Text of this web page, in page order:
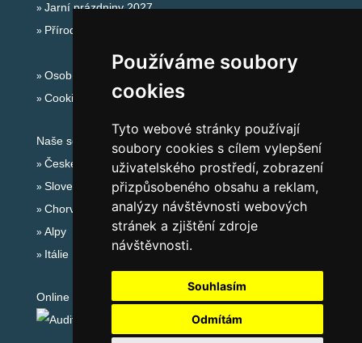
Používáme soubory
cookies
Tyto webové stránky používají
soubory cookies s cílem vylepšení
uživatelského prostředí, zobrazení
přizpůsobeného obsahu a reklam,
analýzy návštěvnosti webových
stránek a zjištění zdroje
návštěvnosti.
Souhlasím
Odmítám
Jarní prázdniny 2027
Přírodní koupaliště
Osobní údaje
Cookies
Naše servery:
České hory
Slovenské hory
Chorvatsko
Alpy
Itálie
Online audit: